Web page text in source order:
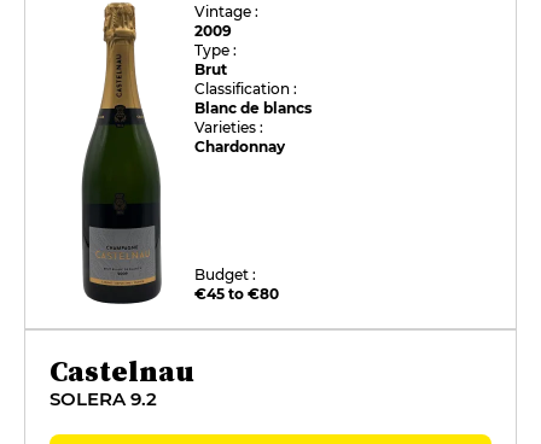
Vintage :
2009
Type :
Brut
Classification :
Blanc de blancs
Varieties :
Chardonnay
Budget :
€45 to €80
Castelnau
SOLERA 9.2